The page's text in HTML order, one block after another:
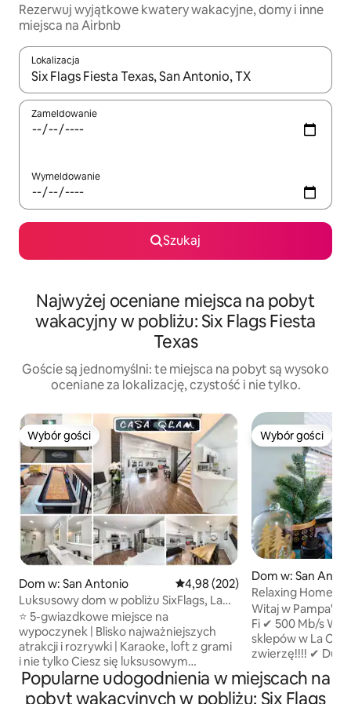
Rezerwuj wyjątkowe kwatery wakacyjne, domy i inne
miejsca na Airbnb
Lokalizacja
Gdy wyniki będą dostępne, możesz poruszać się po nich za
Zameldowanie
Wymeldowanie
Szukaj
Najwyżej oceniane miejsca na pobyt
wakacyjny w pobliżu: Six Flags Fiesta
Texas
Goście są jednomyślni: te miejsca na pobyt są wysoko
oceniane za lokalizację, czystość i nie tylko.
Wybór gości
Wybór gości
Dom w: San Antonio Średnia ocena: 4,98 na 5, liczba
4,98 (202)
Luksusowy dom w pobliżu SixFlags, La
Cantera, RIM SeaWorld
⭐️ 5-gwiazdkowe miejsce na
wypoczynek | Blisko najważniejszych
atrakcji i rozrywki | Karaoke, loft z grami
i nie tylko Ciesz się luksusowym
komfortem i nie martw się sprzątaniem!
Doskonała lokalizacja w pobliżu 6 Flags,
Wybór gości
Wybór gości
Dom w: San
Relaxing Home -
Luxury Shops
Witaj w Pampa's Haus! ✔ Duże
Fi ✔ 500 Mb/s W
sklepów w La
zwierzę!!!! ✔
mieszkalna Ciesz się zabawą i
relaksującym
stylowym domu z
Popularne udogodnienia w miejscach na
pobyt wakacyjnych w pobliżu: Six Flags